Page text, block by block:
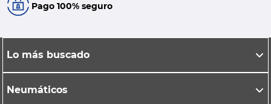
Pago 100% seguro
Lo más buscado
Neumáticos